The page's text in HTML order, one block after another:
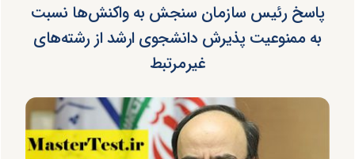
پاسخ رئیس سازمان سنجش به واکنش‌ها نسبت
به ممنوعیت پذیرش دانشجوی ارشد از رشته‌های
غیرمرتبط